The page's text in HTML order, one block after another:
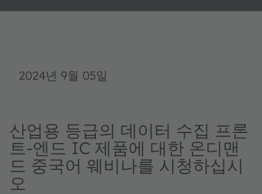
2024년 9월 05일
산업용 등급의 데이터 수집 프론
트-엔드 IC 제품에 대한 온디맨
드 중국어 웨비나를 시청하십시
오